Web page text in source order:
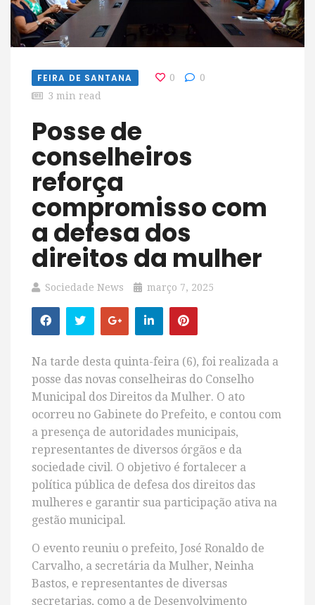
FEIRA DE SANTANA 0
0
3 min read
Posse de
conselheiros
reforça
compromisso com
a defesa dos
direitos da mulher
Sociedade News março 7, 2025
Na tarde desta quinta-feira (6), foi realizada a
posse das novas conselheiras do Conselho
Municipal dos Direitos da Mulher. O ato
ocorreu no Gabinete do Prefeito, e contou com
a presença de autoridades municipais,
representantes de diversos órgãos e da
sociedade civil. O objetivo é fortalecer a
política pública de defesa dos direitos das
mulheres e garantir sua participação ativa na
gestão municipal.
O evento reuniu o prefeito, José Ronaldo de
Carvalho, a secretária da Mulher, Neinha
Bastos, e representantes de diversas
secretarias, como a de Desenvolvimento